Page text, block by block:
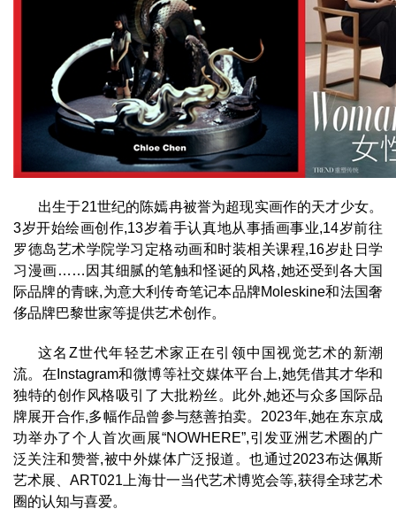
出生于21世纪的陈嫣冉被誉为超现实画作的天才少女。
3岁开始绘画创作,13岁着手认真地从事插画事业,14岁前往
罗德岛艺术学院学习定格动画和时装相关课程,16岁赴日学
习漫画……因其细腻的笔触和怪诞的风格,她还受到各大国
际品牌的青睐,为意大利传奇笔记本品牌Moleskine和法国奢
侈品牌巴黎世家等提供艺术创作。
这名Z世代年轻艺术家正在引领中国视觉艺术的新潮
流。在Instagram和微博等社交媒体平台上,她凭借其才华和
独特的创作风格吸引了大批粉丝。此外,她还与众多国际品
牌展开合作,多幅作品曾参与慈善拍卖。2023年,她在东京成
功举办了个人首次画展“NOWHERE”,引发亚洲艺术圈的广
泛关注和赞誉,被中外媒体广泛报道。也通过2023布达佩斯
艺术展、ART021上海廿一当代艺术博览会等,获得全球艺术
圈的认知与喜爱。